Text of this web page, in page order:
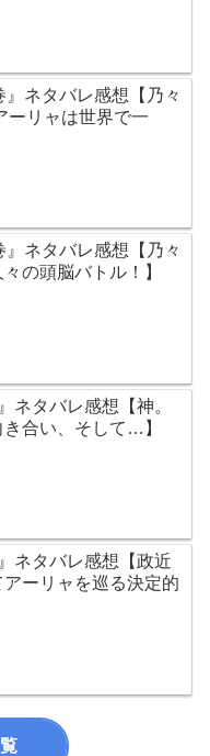
』ネタバレ感想【乃々
ーリャは世界で一
』ネタバレ感想【乃々
の頭脳バトル！】
ネタバレ感想【神。
合い、そして…】
ネタバレ感想【政近
ーリャを巡る決定的